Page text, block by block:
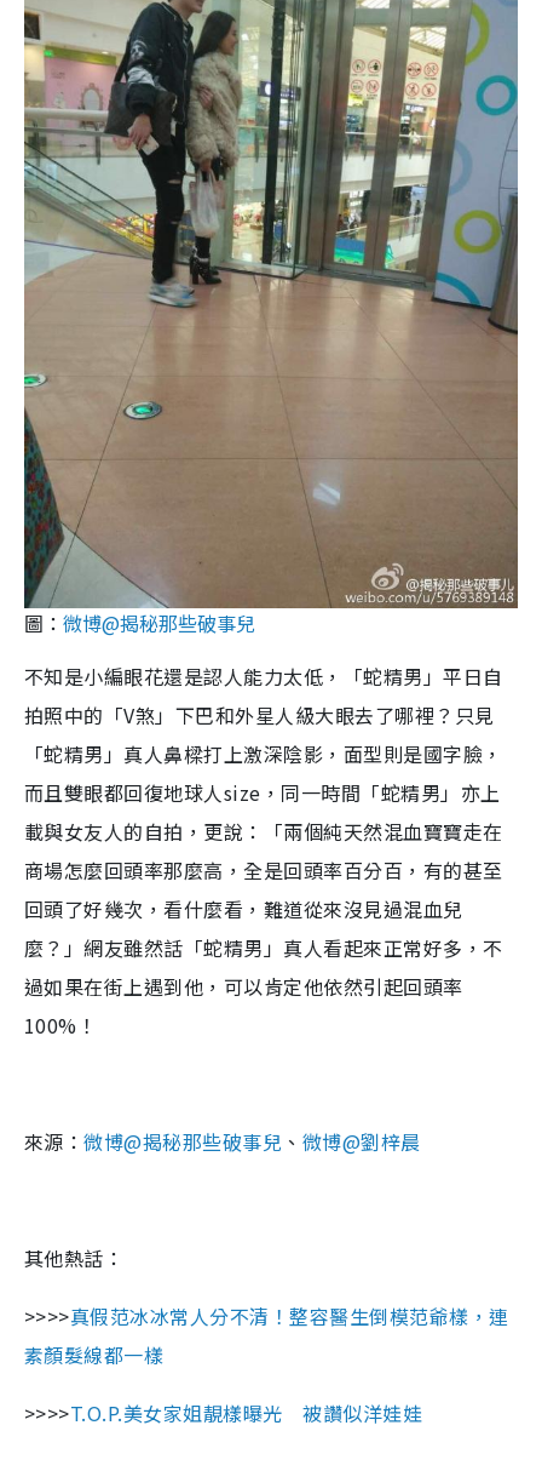
圖： 微博@揭秘那些破事兒
不知是小編眼花還是認人能力太低，「蛇精男」平日自
拍照中的「V煞」下巴和外星人級大眼去了哪裡？只見
「蛇精男」真人鼻樑打上激深陰影，面型則是國字臉，
而且雙眼都回復地球人size，同一時間「蛇精男」亦上
載與女友人的自拍，更說：「兩個純天然混血寶寶走在
商場怎麼回頭率那麼高，全是回頭率百分百，有的甚至
回頭了好幾次，看什麼看，難道從來沒見過混血兒
麼？」網友雖然話「蛇精男」真人看起來正常好多，不
過如果在街上遇到他，可以肯定他依然引起回頭率
100%！
來源：微博@揭秘那些破事兒 、 微博@劉梓晨
其他熱話：
>>>>真假范冰冰常人分不清！整容醫生倒模范爺樣，連
素顏髮線都一樣
>>>>T.O.P.美女家姐靚樣曝光 被讚似洋娃娃